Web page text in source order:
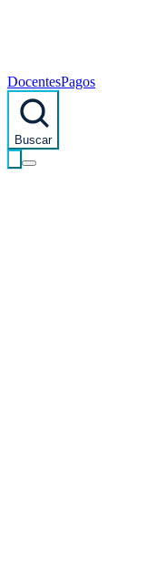
DocentesPagos
Buscar